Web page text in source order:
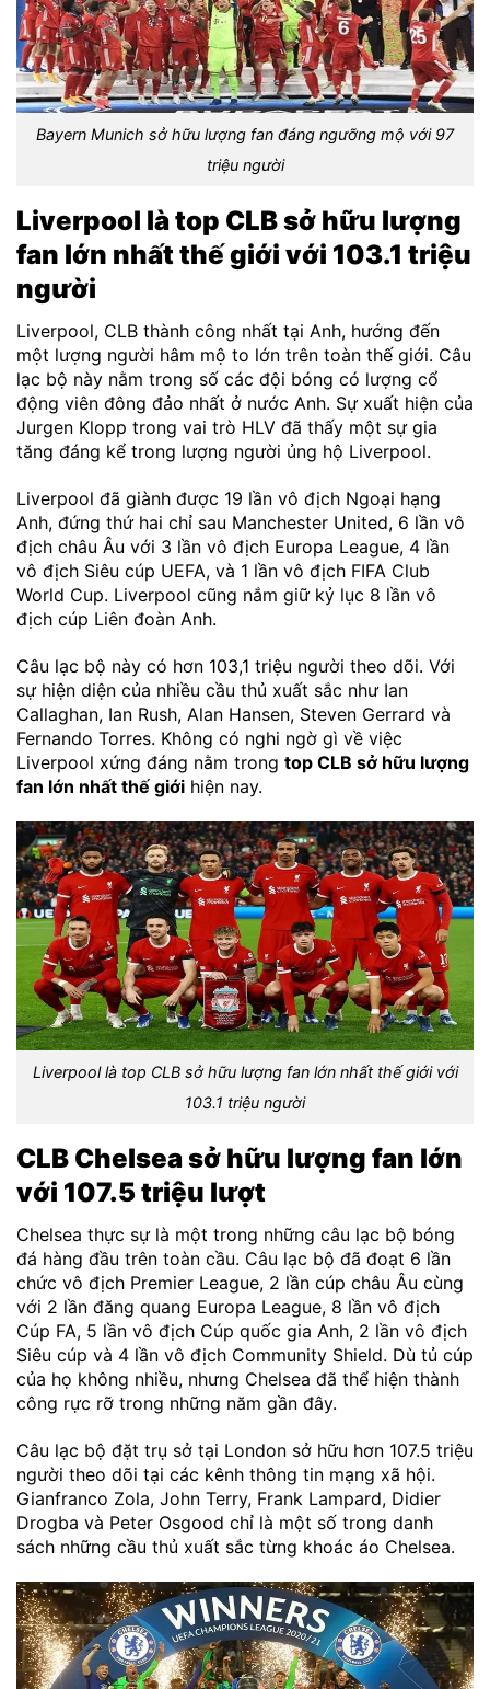
Bayern Munich sở hữu lượng fan đáng ngưỡng mộ với 97
triệu người
Liverpool là top CLB sở hữu lượng
fan lớn nhất thế giới với 103.1 triệu
người
Liverpool, CLB thành công nhất tại Anh, hướng đến
một lượng người hâm mộ to lớn trên toàn thế giới. Câu
lạc bộ này nằm trong số các đội bóng có lượng cổ
động viên đông đảo nhất ở nước Anh. Sự xuất hiện của
Jurgen Klopp trong vai trò HLV đã thấy một sự gia
tăng đáng kể trong lượng người ủng hộ Liverpool.
Liverpool đã giành được 19 lần vô địch Ngoại hạng
Anh, đứng thứ hai chỉ sau Manchester United, 6 lần vô
địch châu Âu với 3 lần vô địch Europa League, 4 lần
vô địch Siêu cúp UEFA, và 1 lần vô địch FIFA Club
World Cup. Liverpool cũng nắm giữ kỷ lục 8 lần vô
địch cúp Liên đoàn Anh.
Câu lạc bộ này có hơn 103,1 triệu người theo dõi. Với
sự hiện diện của nhiều cầu thủ xuất sắc như Ian
Callaghan, Ian Rush, Alan Hansen, Steven Gerrard và
Fernando Torres. Không có nghi ngờ gì về việc
Liverpool xứng đáng nằm trong top CLB sở hữu lượng
fan lớn nhất thế giới hiện nay.
Liverpool là top CLB sở hữu lượng fan lớn nhất thế giới với
103.1 triệu người
CLB Chelsea sở hữu lượng fan lớn
với 107.5 triệu lượt
Chelsea thực sự là một trong những câu lạc bộ bóng
đá hàng đầu trên toàn cầu. Câu lạc bộ đã đoạt 6 lần
chức vô địch Premier League, 2 lần cúp châu Âu cùng
với 2 lần đăng quang Europa League, 8 lần vô địch
Cúp FA, 5 lần vô địch Cúp quốc gia Anh, 2 lần vô địch
Siêu cúp và 4 lần vô địch Community Shield. Dù tủ cúp
của họ không nhiều, nhưng Chelsea đã thể hiện thành
công rực rỡ trong những năm gần đây.
Câu lạc bộ đặt trụ sở tại London sở hữu hơn 107.5 triệu
người theo dõi tại các kênh thông tin mạng xã hội.
Gianfranco Zola, John Terry, Frank Lampard, Didier
Drogba và Peter Osgood chỉ là một số trong danh
sách những cầu thủ xuất sắc từng khoác áo Chelsea.